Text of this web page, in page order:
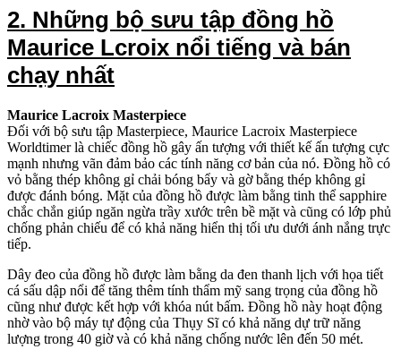
2. Những bộ sưu tập đồng hồ
Maurice Lcroix nổi tiếng và bán
chạy nhất
Maurice Lacroix Masterpiece
Đối với bộ sưu tập Masterpiece, Maurice Lacroix Masterpiece
Worldtimer là chiếc đồng hồ gây ấn tượng với thiết kế ấn tượng cực
mạnh nhưng vãn đảm bảo các tính năng cơ bản của nó. Đồng hồ có
vỏ bằng thép không gỉ chải bóng bẩy và gờ bằng thép không gỉ
được đánh bóng. Mặt của đồng hồ được làm bằng tinh thể sapphire
chắc chắn giúp ngăn ngừa trầy xước trên bề mặt và cũng có lớp phủ
chống phản chiếu để có khả năng hiển thị tối ưu dưới ánh nắng trực
tiếp.
Dây đeo của đồng hồ được làm bằng da đen thanh lịch với họa tiết
cá sấu dập nổi để tăng thêm tính thẩm mỹ sang trọng của đồng hồ
cũng như được kết hợp với khóa nút bấm. Đồng hồ này hoạt động
nhờ vào bộ máy tự động của Thụy Sĩ có khả năng dự trữ năng
lượng trong 40 giờ và có khả năng chống nước lên đến 50 mét.